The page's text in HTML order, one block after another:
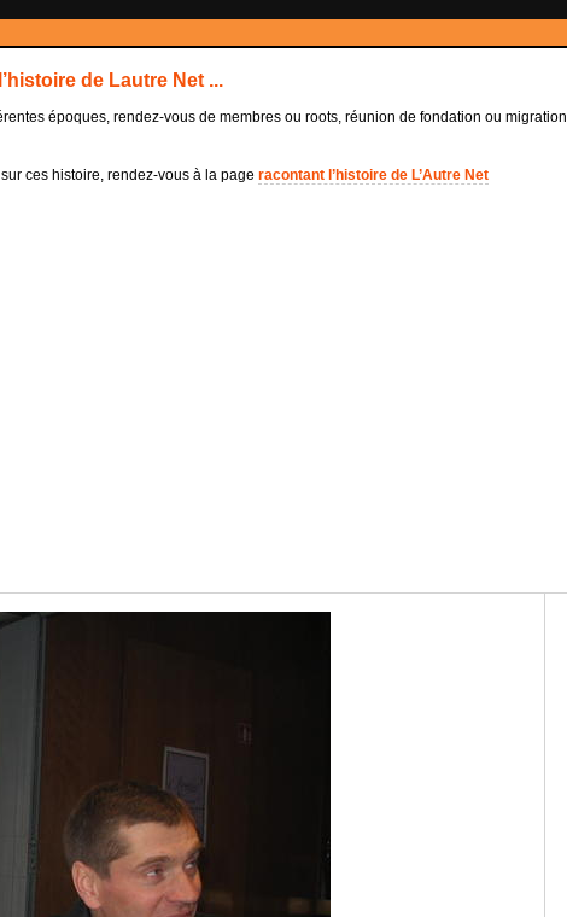
de Lautre Net ...
époques, rendez-vous de membres ou roots, réunion de fondation ou migration
ces histoire, rendez-vous à la page racontant l’histoire de L’Autre Net